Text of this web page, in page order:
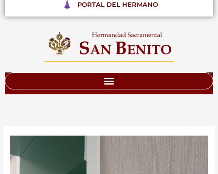
PORTAL DEL HERMANO